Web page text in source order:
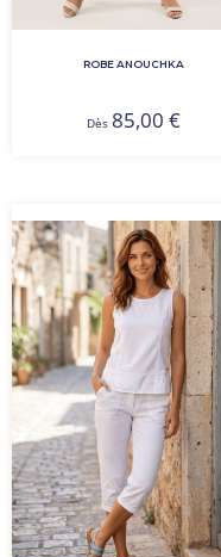
ROBE ANOUCHKA
Dès 85,00 €